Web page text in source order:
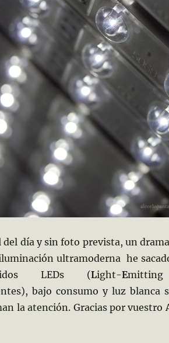
del día y sin foto prevista, un
ultramoderna he
LEDs (Light-E
bajo consumo y luz blanca
la atención. Gracias por vuestro